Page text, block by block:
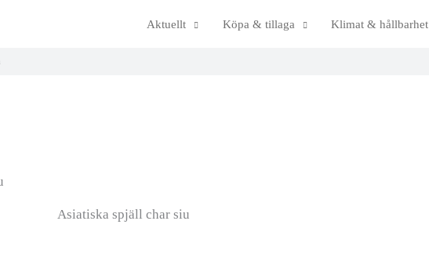
Aktuellt Köpa & tillaga Klimat & hållbarhet